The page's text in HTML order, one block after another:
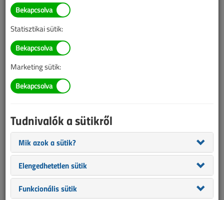
Tudnivalók az online cikkvásárlásról
Van más mód ahhoz, hogy hozzáférjek egy cikkhez?
A megvásárolt cikket megkapom nyomtatott formában
Meddig érvényes a hozzáférés a megvásárolt cikkhez?
VL előfizetés
Statisztikai sütik:
Marketing sütik:
Tudnivalók a sütikről
Mik azok a sütik?
Elengedhetetlen sütik
Funkcionális sütik